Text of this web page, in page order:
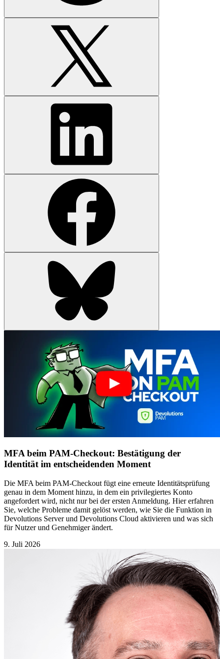
MFA beim PAM-Checkout: Bestätigung der
Identität im entscheidenden Moment
Die MFA beim PAM-Checkout fügt eine erneute Identitätsprüfung
genau in dem Moment hinzu, in dem ein privilegiertes Konto
angefordert wird, nicht nur bei der ersten Anmeldung. Hier erfahren
Sie, welche Probleme damit gelöst werden, wie Sie die Funktion in
Devolutions Server und Devolutions Cloud aktivieren und was sich
für Nutzer und Genehmiger ändert.
9. Juli 2026